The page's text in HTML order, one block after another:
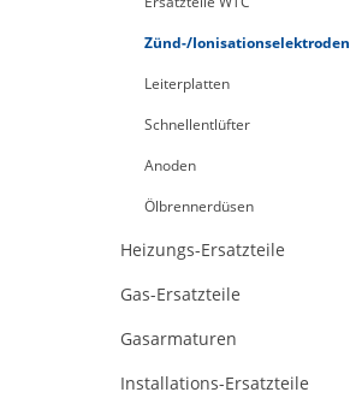
Zünd-/Ionisationselektroden
Leiterplatten
Schnellentlüfter
Anoden
Ölbrennerdüsen
Heizungs-Ersatzteile
Gas-Ersatzteile
Gasarmaturen
Installations-Ersatzteile